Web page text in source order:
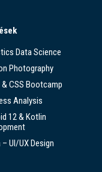
Data Science
Photography
& CSS Bootcamp
Analysis
12 & Kotlin
– UI/UX Design